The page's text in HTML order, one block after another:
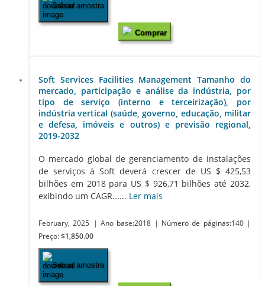
Baixar amostra
Comprar
Soft Services Facilities Management Tamanho do
mercado, participação e análise da indústria, por
tipo de serviço (interno e terceirização), por
indústria vertical (saúde, governo, educação, militar
e defesa, imóveis e outros) e previsão regional,
2019-2032
O mercado global de gerenciamento de instalações
de serviços à Soft deverá crescer de US $ 425,53
bilhões em 2018 para US $ 926,71 bilhões até 2032,
exibindo um CAGR...... Ler mais
February, 2025 | Ano base:2018 | Número de páginas:140 |
Preço: $1,850.00
Baixar amostra